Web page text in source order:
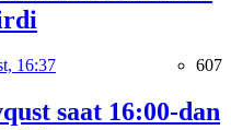
16:37 607
saat 16:00-dan